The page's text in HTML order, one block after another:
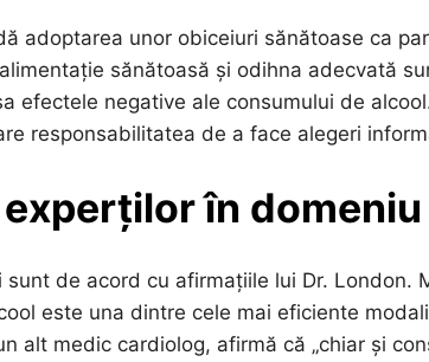
adoptarea unor obiceiuri sănătoase ca
sănătoasă și odihna adecvată
efectele negative ale consumului de
responsabilitatea de a face alegeri
în domeniu
de acord cu afirmațiile lui Dr. London.
este una dintre cele mai eficiente
alt medic cardiolog, afirmă că „chiar și